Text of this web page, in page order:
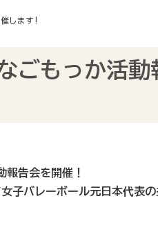
します!
ごもっか活動
報告会を開催！
子バレーボール元日本代表